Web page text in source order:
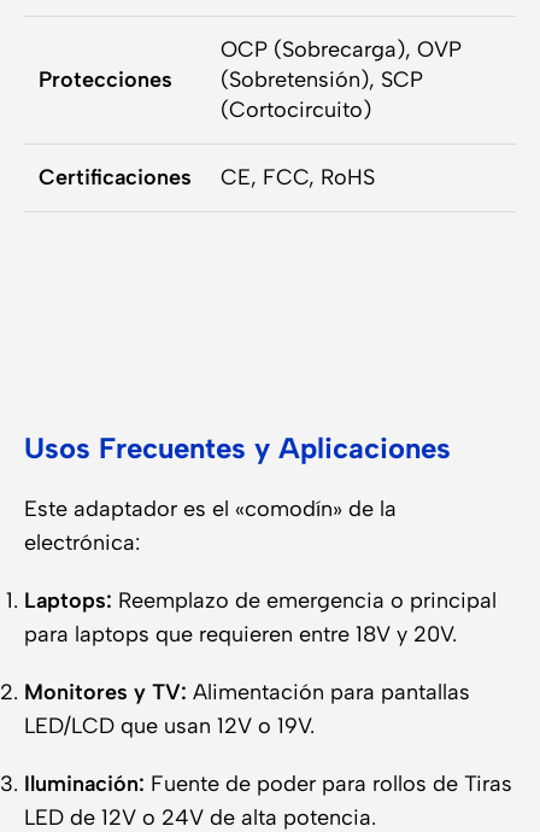
Protecciones
OCP (Sobrecarga), OVP
(Sobretensión), SCP
(Cortocircuito)
Certificaciones CE, FCC, RoHS
Usos Frecuentes y Aplicaciones
Este adaptador es el «comodín» de la
electrónica:
Laptops: Reemplazo de emergencia o principal
para laptops que requieren entre 18V y 20V.
Monitores y TV: Alimentación para pantallas
LED/LCD que usan 12V o 19V.
Iluminación: Fuente de poder para rollos de Tiras
LED de 12V o 24V de alta potencia.